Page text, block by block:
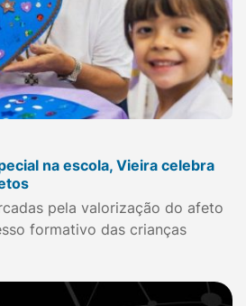
na escola, Vieira celebra
pela valorização do afeto
formativo das crianças